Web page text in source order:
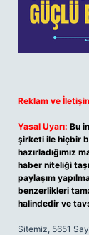
Reklam ve
Yasal Uyarı: Bu
şirketi ile hiçbir
hazırladığımız
haber niteliği
paylaşım
benzerlikleri
halindedir ve
Sitemiz, 5651